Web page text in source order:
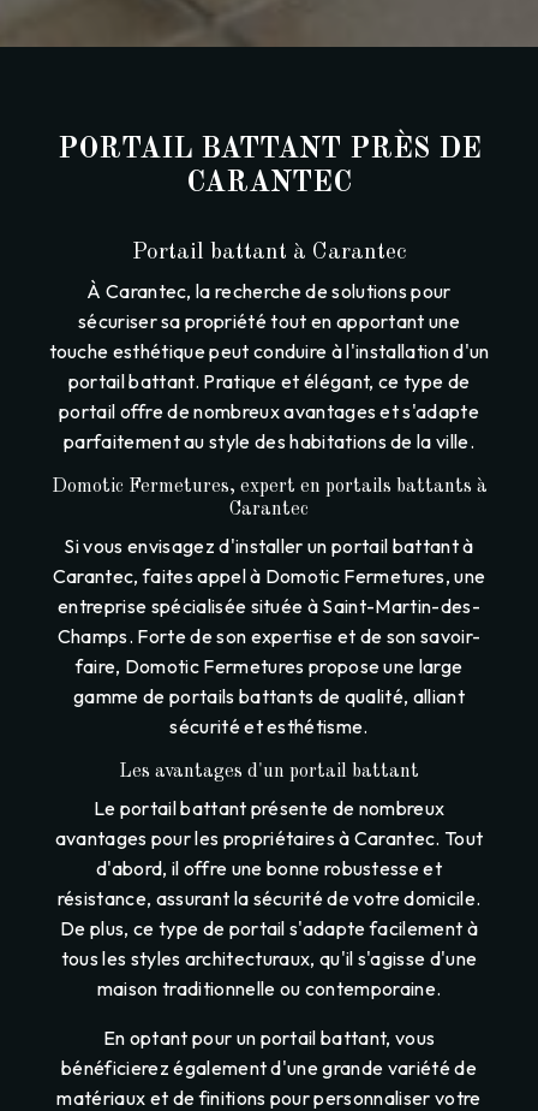
PORTAIL BATTANT PRÈS DE
CARANTEC
Portail battant à Carantec
À Carantec, la recherche de solutions pour
sécuriser sa propriété tout en apportant une
touche esthétique peut conduire à l'installation d'un
portail battant. Pratique et élégant, ce type de
portail offre de nombreux avantages et s'adapte
parfaitement au style des habitations de la ville.
Domotic Fermetures, expert en portails battants à
Carantec
Si vous envisagez d'installer un portail battant à
Carantec, faites appel à Domotic Fermetures, une
entreprise spécialisée située à Saint-Martin-des-
Champs. Forte de son expertise et de son savoir-
faire, Domotic Fermetures propose une large
gamme de portails battants de qualité, alliant
sécurité et esthétisme.
Les avantages d'un portail battant
Le portail battant présente de nombreux
avantages pour les propriétaires à Carantec. Tout
d'abord, il offre une bonne robustesse et
résistance, assurant la sécurité de votre domicile.
De plus, ce type de portail s'adapte facilement à
tous les styles architecturaux, qu'il s'agisse d'une
maison traditionnelle ou contemporaine.
En optant pour un portail battant, vous
bénéficierez également d'une grande variété de
matériaux et de finitions pour personnaliser votre